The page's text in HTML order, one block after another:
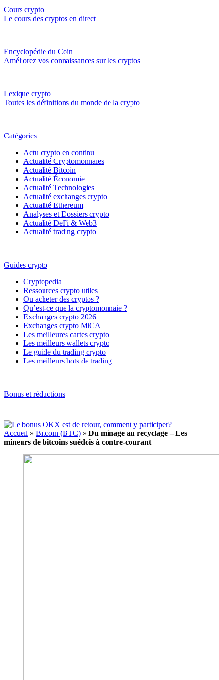
Cours crypto
Le cours des cryptos en direct
Encyclopédie du Coin
Améliorez vos connaissances sur les cryptos
Lexique crypto
Toutes les définitions du monde de la crypto
Catégories
Actu crypto en continu
Actualité Cryptomonnaies
Actualité Bitcoin
Actualité Économie
Actualité Technologies
Actualité exchanges crypto
Actualité Ethereum
Analyses et Dossiers crypto
Actualité DeFi & Web3
Actualité trading crypto
Guides crypto
Cryptopedia
Ressources crypto utiles
Ou acheter des cryptos ?
Qu’est-ce que la cryptomonnaie ?
Exchanges crypto 2026
Exchanges crypto MiCA
Les meilleures cartes crypto
Les meilleurs wallets crypto
Le guide du trading crypto
Les meilleurs bots de trading
Bonus et réductions
Accueil » Bitcoin (BTC) » Du minage au recyclage – Les
mineurs de bitcoins suédois à contre-courant